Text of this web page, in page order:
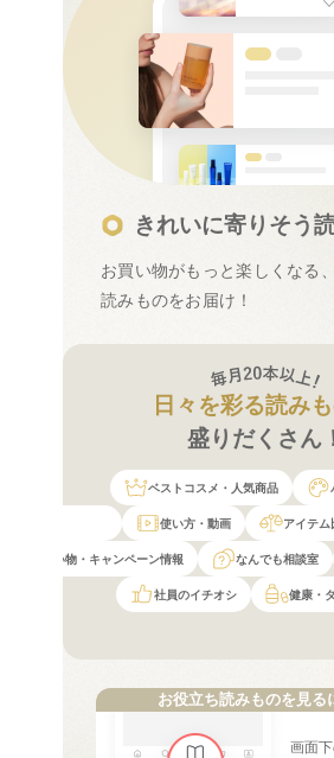
きれいに寄りそう
お買い物がもっと楽しくなる
読みものをお届け！
日々を彩る読み
盛りだくさん
ベストコスメ・人気商品
使い方・動画 アイテム
お買い物・キャンペーン情報 なんでも相談室
社員のイチオシ 健康・
お役立ち読みものを見る
画面下